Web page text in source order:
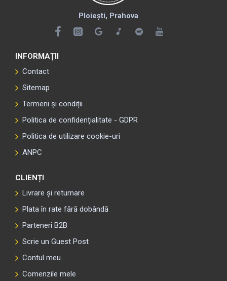
Ploiești, Prahova
INFORMAȚII
Contact
Sitemap
Termeni și condiții
Politica de confidențialitate - GDPR
Politica de utilizare cookie-uri
ANPC
CLIENȚI
Livrare și returnare
Plata în rate fără dobândă
Parteneri B2B
Scrie un Guest Post
Contul meu
Comenzile mele